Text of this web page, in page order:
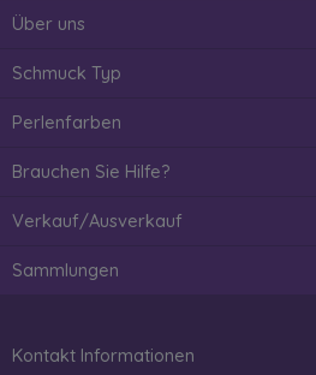
Über uns
Schmuck Typ
Perlenfarben
Brauchen Sie Hilfe?
Verkauf/Ausverkauf
Sammlungen
Kontakt Informationen